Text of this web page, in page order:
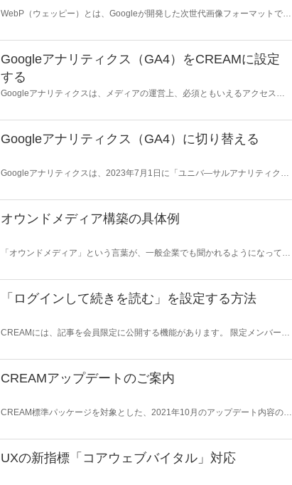
WebP（ウェッピー）とは、Googleが開発した次世代画像フォーマットで
Googleアナリティクス（GA4）をCREAMに設定
する
Googleアナリティクスは、メディアの運営上、必須ともいえるアクセス解
Googleアナリティクス（GA4）に切り替える
Googleアナリティクスは、2023年7月1日に「ユニバ―サルアナリティクス
オウンドメディア構築の具体例
「オウンドメディア」という言葉が、一般企業でも聞かれるようになってき
ディアに相当するWebサイトが構築・制作・運用されています。先行して取
り組み、ノウハウの蓄積とともにオウンドメディアで成功し、業績を上げた
「ログインして続きを読む」を設定する方法
CREAMには、記事を会員限定に公開する機能があります。 限定メンバーの
CREAMアップデートのご案内
CREAM標準パッケージを対象とした、2021年10月のアップデート内容の詳
UXの新指標「コアウェブバイタル」対応